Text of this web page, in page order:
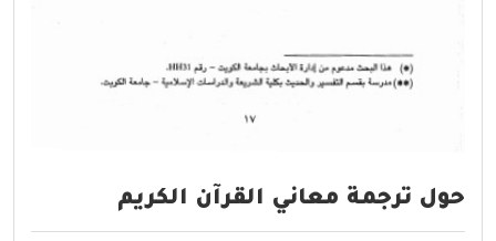
حول ترجمة معاني القرآن الكريم